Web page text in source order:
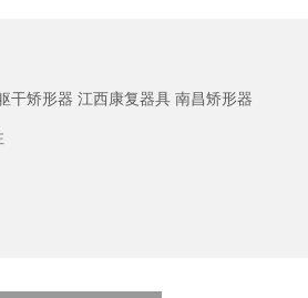
干矫形器 江西康复器具 南昌矫形器